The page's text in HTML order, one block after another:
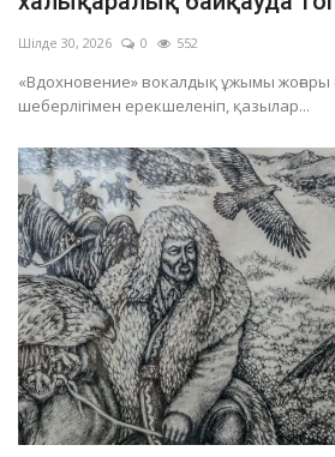
Шілде 30, 2026 0 552
«Вдохновение» вокалдық ұжымы
шеберлігімен ерекшеленіп, қазылар...